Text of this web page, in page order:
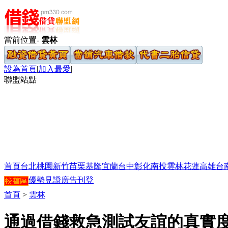
當前位置- 雲林
設為首頁|加入最愛|
聯盟站點
首頁台北桃園 新竹苗栗基隆宜蘭台中彰化南投雲林花蓮高雄台
優勢見證廣告刊登
首頁 > 雲林
通過借錢救急測試友誼的真實